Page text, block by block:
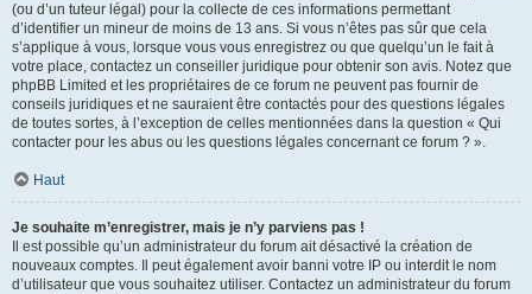
(ou d’un tuteur légal) pour la collecte de ces informations permettant
d’identifier un mineur de moins de 13 ans. Si vous n’êtes pas sûr que cela
s’applique à vous, lorsque vous vous enregistrez ou que quelqu’un le fait à
votre place, contactez un conseiller juridique pour obtenir son avis. Notez que
phpBB Limited et les propriétaires de ce forum ne peuvent pas fournir de
conseils juridiques et ne sauraient être contactés pour des questions légales
de toutes sortes, à l’exception de celles mentionnées dans la question « Qui
contacter pour les abus ou les questions légales concernant ce forum ? ».
Haut
Je souhaite m’enregistrer, mais je n’y parviens pas !
Il est possible qu’un administrateur du forum ait désactivé la création de
nouveaux comptes. Il peut également avoir banni votre IP ou interdit le nom
d’utilisateur que vous souhaitez utiliser. Contactez un administrateur du forum